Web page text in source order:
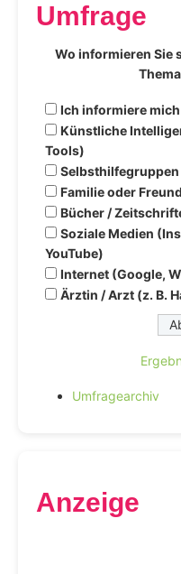
Umfrage
Wo informieren Sie
Ich informiere
Künstliche
Tools)
Selbsthilfegruppen
Familie oder
Bücher /
Soziale Medien
YouTube)
Internet (Google,
Ärztin / Arzt (z. B.
Umfragearchiv
Anzeige